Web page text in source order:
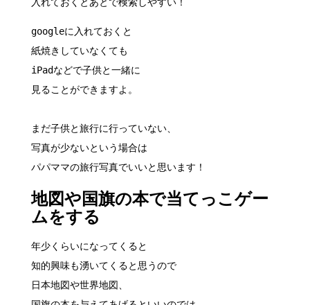
googleに入れておくと
紙焼きしていなくても
iPadなどで子供と一緒に
見ることができますよ。
まだ子供と旅行に行っていない、
写真が少ないという場合は
パパママの旅行写真でいいと思います！
地図や国旗の本で当てっこゲー
ムをする
年少くらいになってくると
知的興味も湧いてくると思うので
日本地図や世界地図、